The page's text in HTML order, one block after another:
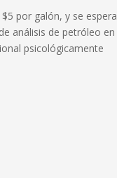
por galón, y se espera
análisis de petróleo en
psicológicamente